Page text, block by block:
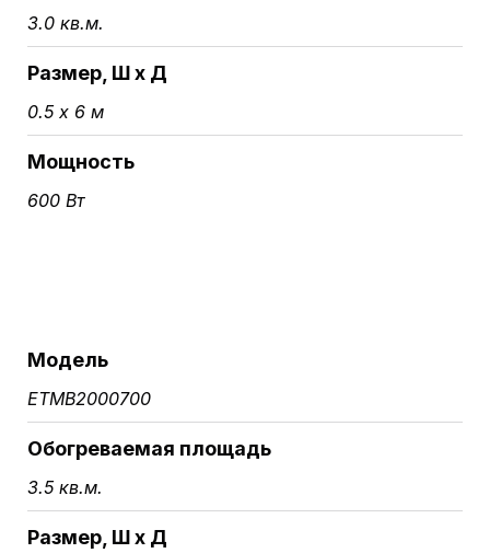
3.0 кв.м.
Размер, Ш х Д
0.5 х 6 м
Мощность
600 Вт
Модель
ETMB2000700
Обогреваемая площадь
3.5 кв.м.
Размер, Ш х Д